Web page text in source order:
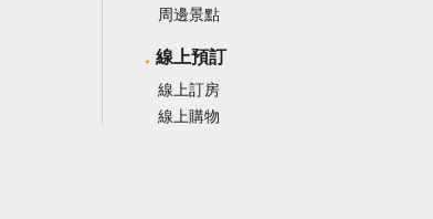
周邊景點
線上預訂
線上訂房
線上購物